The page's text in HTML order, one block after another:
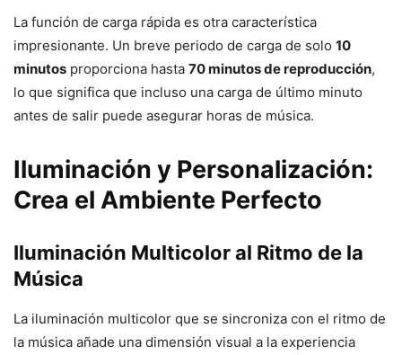
La función de carga rápida es otra característica
impresionante. Un breve periodo de carga de solo 10
minutos proporciona hasta 70 minutos de reproducción,
lo que significa que incluso una carga de último minuto
antes de salir puede asegurar horas de música.
Iluminación y Personalización:
Crea el Ambiente Perfecto
Iluminación Multicolor al Ritmo de la
Música
La iluminación multicolor que se sincroniza con el ritmo de
la música añade una dimensión visual a la experiencia